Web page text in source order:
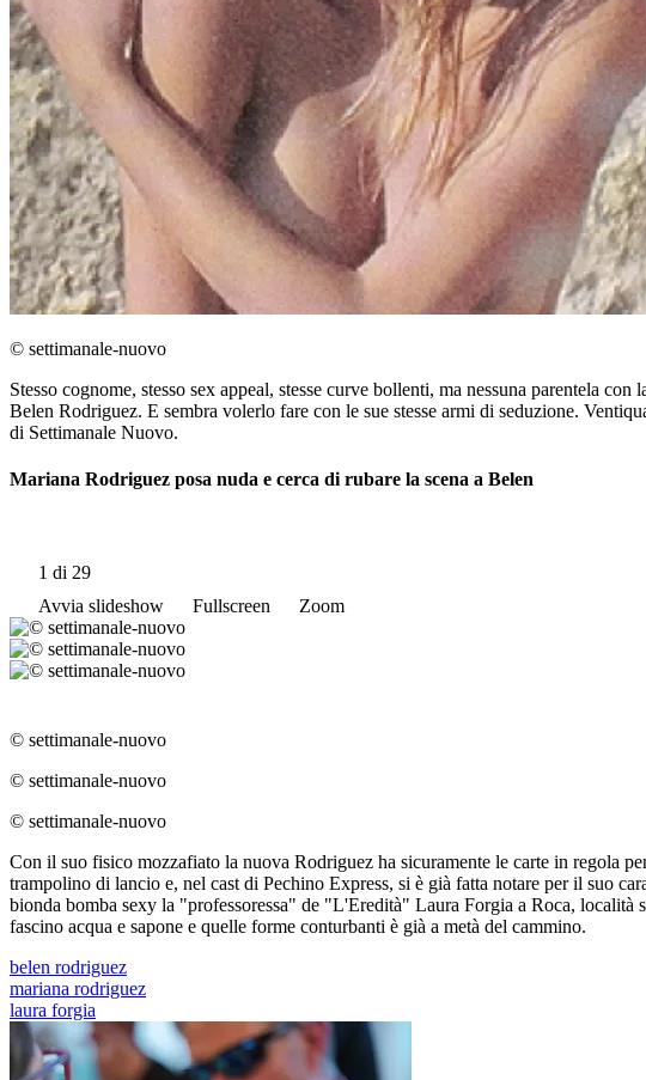
© settimanale-nuovo
Stesso cognome, stesso sex appeal, stesse curve bollenti, ma nessuna parentela
Belen Rodriguez. E sembra volerlo fare con le sue stesse armi di seduzione.
di Settimanale Nuovo.
Mariana Rodriguez posa nuda e cerca di rubare la scena a Belen
1 di 29
Avvia slideshow
Fullscreen Zoom
© settimanale-nuovo
© settimanale-nuovo
© settimanale-nuovo
Con il suo fisico mozzafiato la nuova Rodriguez ha sicuramente le carte in regola
trampolino di lancio e, nel cast di Pechino Express, si è già fatta notare per il suo
bionda bomba sexy la "professoressa" de "L'Eredità" Laura Forgia a Roca, località
fascino acqua e sapone e quelle forme conturbanti è già a metà del cammino.
belen rodriguez
mariana rodriguez
laura forgia